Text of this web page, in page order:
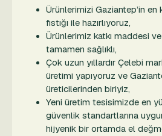
Ürünlerimizi Gaziantep’in
fıstığı ile hazırlıyoruz,
Ürünlerimiz katkı maddesi
tamamen sağlıklı,
Çok uzun yıllardır Çelebi
üretimi yapıyoruz ve
üreticilerinden biriyiz,
Yeni üretim tesisimizde en
güvenlik standartlarına
hijyenik bir ortamda el